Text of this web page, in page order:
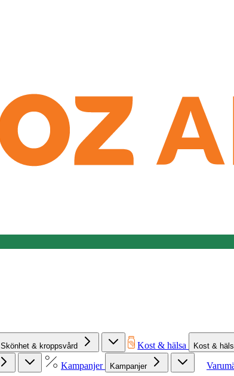
Skönhet & kroppsvård Kost & hälsa Kost &
Kampanjer Kampanjer